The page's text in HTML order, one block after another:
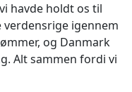
havde holdt os til
verdensrige igennem
og Danmark
Alt sammen fordi vi